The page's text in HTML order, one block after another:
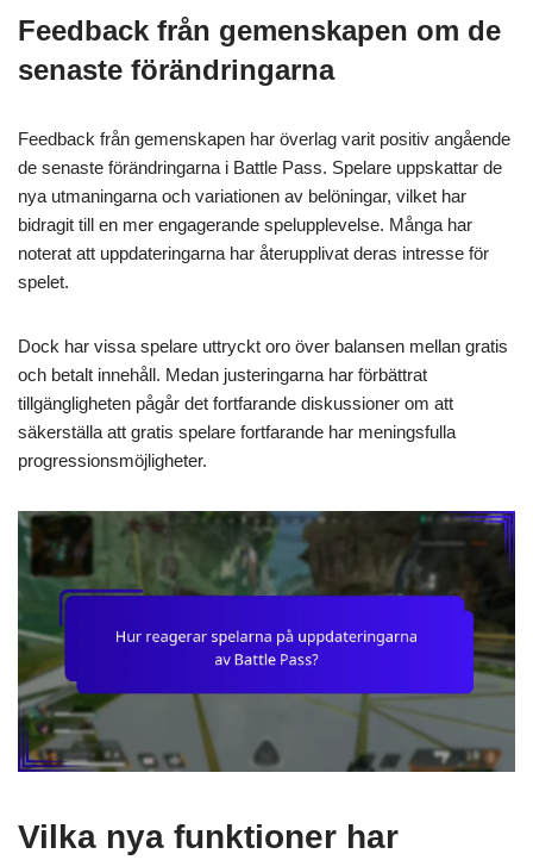
Feedback från gemenskapen om de
senaste förändringarna
Feedback från gemenskapen har överlag varit positiv angående
de senaste förändringarna i Battle Pass. Spelare uppskattar de
nya utmaningarna och variationen av belöningar, vilket har
bidragit till en mer engagerande spelupplevelse. Många har
noterat att uppdateringarna har återupplivat deras intresse för
spelet.
Dock har vissa spelare uttryckt oro över balansen mellan gratis
och betalt innehåll. Medan justeringarna har förbättrat
tillgängligheten pågår det fortfarande diskussioner om att
säkerställa att gratis spelare fortfarande har meningsfulla
progressionsmöjligheter.
Vilka nya funktioner har